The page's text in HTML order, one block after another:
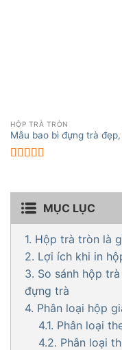
HỘP TRÀ TRÒN
Mẫu bao bì đựng trà đẹp,
trà cao cấp, hộp trà tròn
sao
MỤC LỤC
1. Hộp trà tròn là
2. Lợi ích khi in
3. So sánh hộp
đựng trà
4. Phân loại hộp
4.1. Phân loại
4.2. Phân loại